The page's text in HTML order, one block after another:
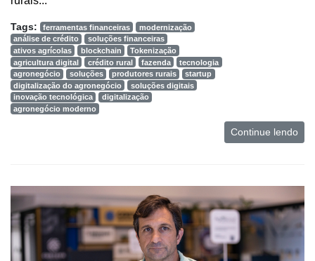
Tags: ferramentas financeiras
modernização
análise de crédito
soluções financeiras
ativos agrícolas
blockchain
Tokenização
agricultura digital
crédito rural fazenda
tecnologia
agronegócio
soluções produtores rurais
startup
digitalização do agronegócio
soluções digitais
inovação tecnológica
digitalização
agronegócio moderno
Continue lendo